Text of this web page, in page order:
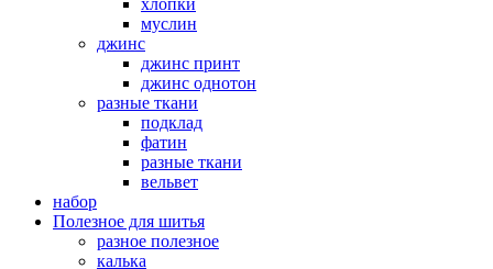
хлопки
муслин
джинс
джинс принт
джинс однотон
разные ткани
подклад
фатин
разные ткани
вельвет
набор
Полезное для шитья
разное полезное
калька